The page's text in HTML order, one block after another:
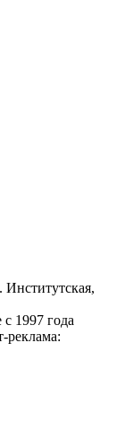
Институтская,
1997 года
реклама: